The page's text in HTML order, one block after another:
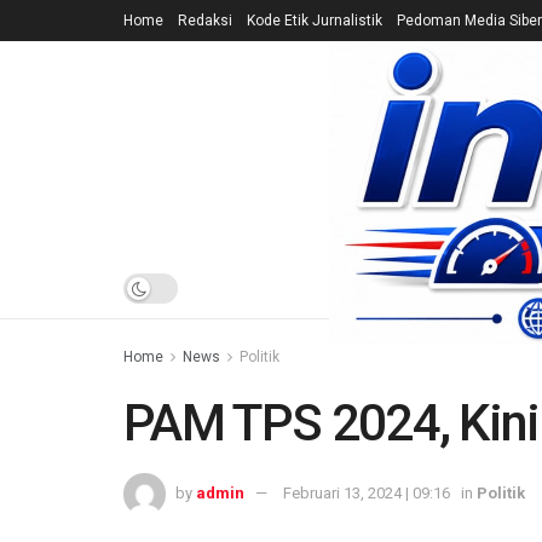
Home Redaksi Kode Etik Jurnalistik Pedoman Media Siber
HOME NEWS
Home News Politik
PAM TPS 2024,
by admin Februari 13, 2024 | 09:16 in Politik